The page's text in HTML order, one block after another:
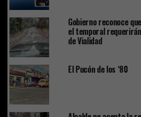
Gobierno reconoce
el temporal
de Vialidad
El Pucón de los ‘80